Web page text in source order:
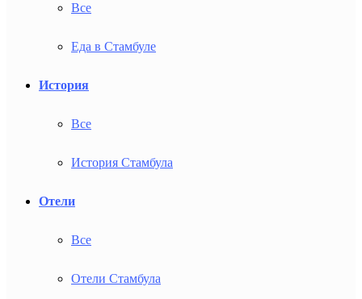
Все
Еда в Стамбуле
История
Все
История Стамбула
Отели
Все
Отели Стамбула